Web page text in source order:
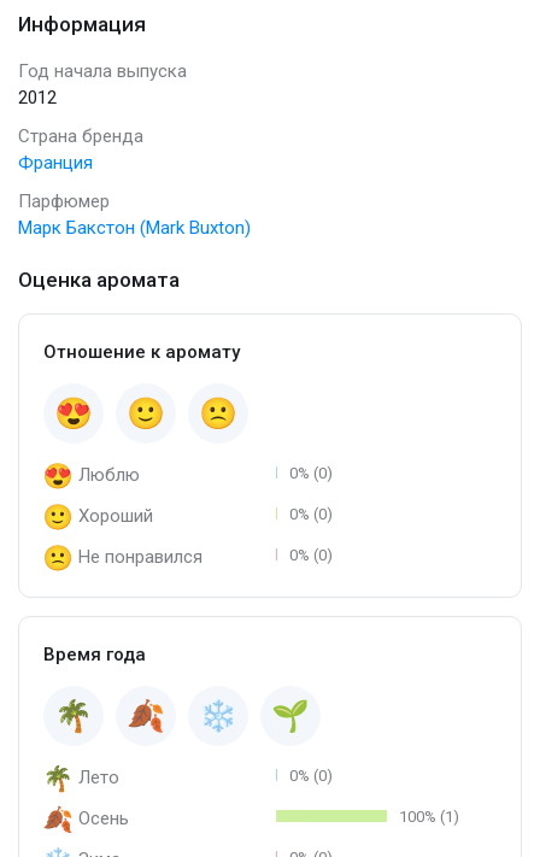
Информация
Год начала выпуска
2012
Страна бренда
Франция
Парфюмер
Марк Бакстон (Mark Buxton)
Оценка аромата
Отношение к аромату
Люблю 0% (0)
Хороший 0% (0)
Не понравился 0% (0)
Время года
Лето 0% (0)
Осень 100% (1)